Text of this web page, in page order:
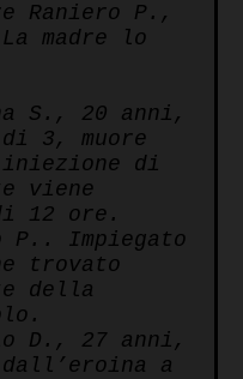
Raniero P.,
madre lo
S., 20 anni,
3, muore
iniezione di
viene
12 ore.
P.. Impiegato
trovato
della
D., 27 anni,
a